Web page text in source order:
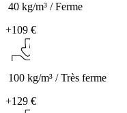
40 kg/m³ / Ferme
+109 €
100 kg/m³ / Très ferme
+129 €